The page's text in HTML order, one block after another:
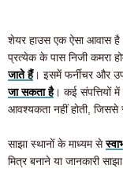
शेयर हाउस एक ऐसा आवास
प्रत्येक के पास निजी कमरा
जाते हैं। इसमें फर्नीचर और
जा सकता है। कई संपत्तियों में
आवश्यकता नहीं होती, जिससे
साझा स्थानों के माध्यम से
मित्र बनाने या जानकारी